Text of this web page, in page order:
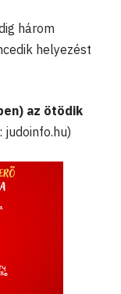
három
helyezést
az ötödik
judoinfo.hu)